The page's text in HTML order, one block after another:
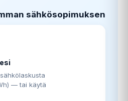
sähkösopimuksen
— tai käytä